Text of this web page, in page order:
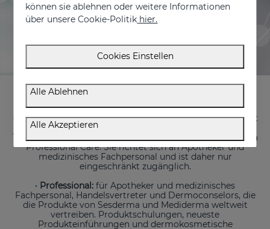
Die Website richtet sich sowohl an Fachleute als auch an
· Medizinische AkademieundMediderma-Akademie:Sie ist
der Ausbildung von Fachärzten gewidmet und enthält
Tutorials zu Techniken und Behandlungen von Mediderma
Professional Care. Sie richtet sich an Apotheker und
medizinisches Fachpersonal und ist daher nur
eingeschränkt zugänglich.
· Professional: für Apotheker und medizinisches
Fachpersonal, Handelsvertreter und Dermoconselors, die
die Produkte von Sesderma und Mediderma weltweit
vertreiben. Produktschulungen, neueste
Produkteinführungen und dermokosmetische
können sie ablehnen oder weitere Informationen
über unsere Cookie-Politik hier.
Cookies Einstellen
Alle Ablehnen
Alle Akzeptieren